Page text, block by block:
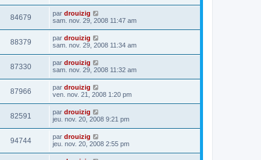
84679 par drouizig
sam. nov. 29, 2008 11:47 am
88379 par drouizig
sam. nov. 29, 2008 11:34 am
87330 par drouizig
sam. nov. 29, 2008 11:32 am
87966 par drouizig
ven. nov. 21, 2008 1:20 pm
82591 par drouizig
jeu. nov. 20, 2008 9:21 pm
94744 par drouizig
jeu. nov. 20, 2008 2:55 pm